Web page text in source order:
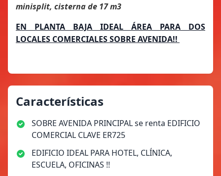
minisplit, cisterna de 17 m3
EN PLANTA BAJA IDEAL ÁREA PARA DOS
LOCALES COMERCIALES SOBRE AVENIDA!!
Características
SOBRE AVENIDA PRINCIPAL se renta EDIFICIO
COMERCIAL CLAVE ER725
EDIFICIO IDEAL PARA HOTEL, CLÍNICA,
ESCUELA, OFICINAS !!